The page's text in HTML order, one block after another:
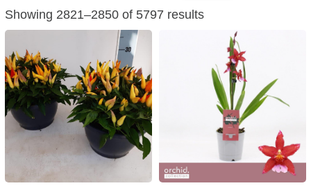
Showing 2821–2850 of 5797 results